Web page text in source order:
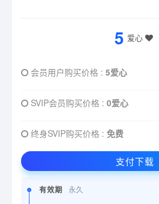
5 爱心
会员用户购买价格 : 5爱心
SVIP会员购买价格 : 0爱心
终身SVIP购买价格 : 免费
支付下载
有效期 永久